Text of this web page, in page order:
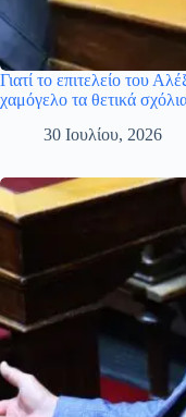
Γιατί το επιτελείο του
χαμόγελο τα θετικά
30 Ιουλίου, 2026